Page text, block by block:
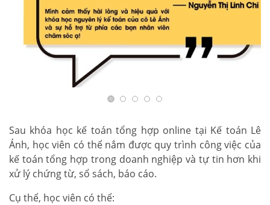
Sau khóa học kế toán tổng hợp online tại Kế toán Lê
Ánh, học viên có thể nắm được quy trình công việc của
kế toán tổng hợp trong doanh nghiệp và tự tin hơn khi
xử lý chứng từ, sổ sách, báo cáo.
Cụ thể, học viên có thể: